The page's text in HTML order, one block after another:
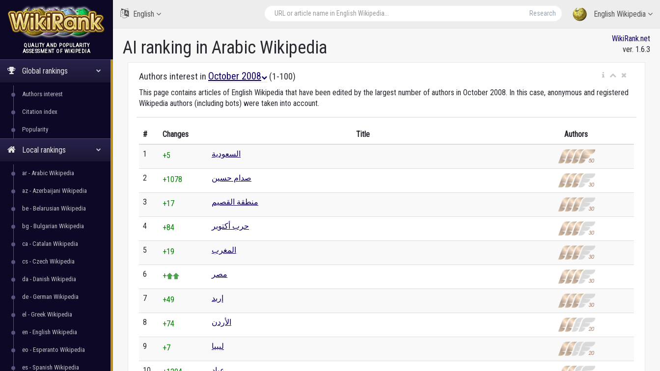
WikiRank
QUALITY AND POPULARITY
ASSESSMENT OF WIKIPEDIA
Global rankings
Authors interest
Citation index
Popularity
Local rankings
ar - Arabic Wikipedia
az - Azerbaijani Wikipedia
be - Belarusian Wikipedia
bg - Bulgarian Wikipedia
ca - Catalan Wikipedia
cs - Czech Wikipedia
da - Danish Wikipedia
de - German Wikipedia
el - Greek Wikipedia
en - English Wikipedia
eo - Esperanto Wikipedia
es - Spanish Wikipedia
English Wikipedia
Research
English
AI ranking in Arabic Wikipedia
WikiRank.net
ver. 1.6.3
Authors interest in October 2008 (1-100)
This page contains articles of English Wikipedia that have been edited by the largest number of authors in October 2008. In this case, anonymous and registered
Wikipedia authors (including bots) were taken into account.
# Changes Title Authors
1 +5 السعودية
2 +1078 صدام حسين
3 +17 منطقة القصيم
4 +84 حرب أكتوبر
5 +19 المغرب
6 + مصر
7 +49 إربد
8 +74 الأردن
9 +7 ليبيا